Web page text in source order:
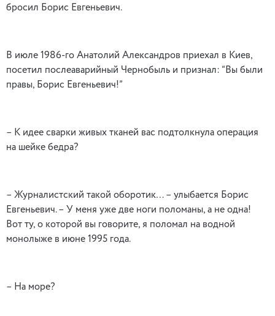
бросил Борис Евгеньевич.
В июле 1986-го Анатолий Александров приехал в Киев,
посетил послеаварийный Чернобыль и признал: “Вы были
правы, Борис Евгеньевич!”
– К идее сварки живых тканей вас подтолкнула операция
на шейке бедра?
– Журналистский такой оборотик… – улыбается Борис
Евгеньевич. – У меня уже две ноги поломаны, а не одна!
Вот ту, о которой вы говорите, я поломал на водной
монолыже в июне 1995 года.
– На море?